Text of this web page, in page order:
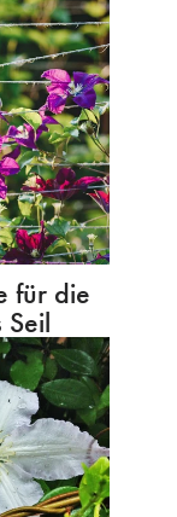
für die